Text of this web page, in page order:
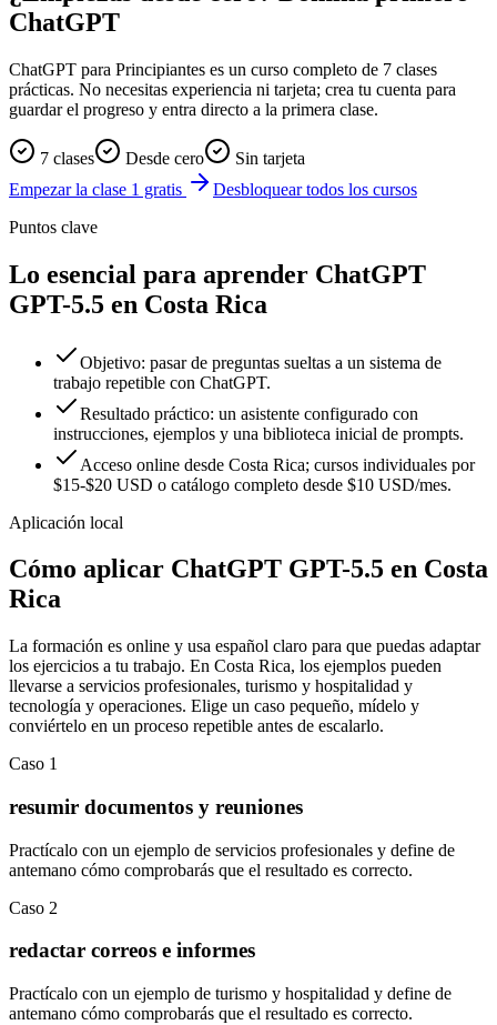
ChatGPT
ChatGPT para Principiantes es un curso completo de 7 clases
prácticas. No necesitas experiencia ni tarjeta; crea tu cuenta para
guardar el progreso y entra directo a la primera clase.
7 clases Desde cero
Sin tarjeta
Empezar la clase 1 gratis
Desbloquear todos los cursos
Puntos clave
Lo esencial para aprender ChatGPT
GPT-5.5 en Costa Rica
Objetivo: pasar de preguntas sueltas a un sistema de
trabajo repetible con ChatGPT.
Resultado práctico: un asistente configurado con
instrucciones, ejemplos y una biblioteca inicial de prompts.
Acceso online desde Costa Rica; cursos individuales por
$15-$20 USD o catálogo completo desde $10 USD/mes.
Aplicación local
Cómo aplicar ChatGPT GPT-5.5 en Costa
Rica
La formación es online y usa español claro para que puedas adaptar
los ejercicios a tu trabajo. En Costa Rica, los ejemplos pueden
llevarse a servicios profesionales, turismo y hospitalidad y
tecnología y operaciones. Elige un caso pequeño, mídelo y
conviértelo en un proceso repetible antes de escalarlo.
Caso 1
resumir documentos y reuniones
Practícalo con un ejemplo de servicios profesionales y define de
antemano cómo comprobarás que el resultado es correcto.
Caso 2
redactar correos e informes
Practícalo con un ejemplo de turismo y hospitalidad y define de
antemano cómo comprobarás que el resultado es correcto.